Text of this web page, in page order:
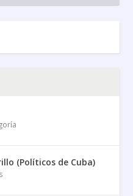
(Políticos de Cuba)